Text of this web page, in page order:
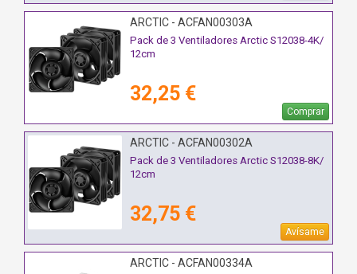
ARCTIC - ACFAN00303A
Pack de 3 Ventiladores Arctic S12038-4K/
12cm
32,25 €
Comprar
ARCTIC - ACFAN00302A
Pack de 3 Ventiladores Arctic S12038-8K/
12cm
32,75 €
Avísame
ARCTIC - ACFAN00334A